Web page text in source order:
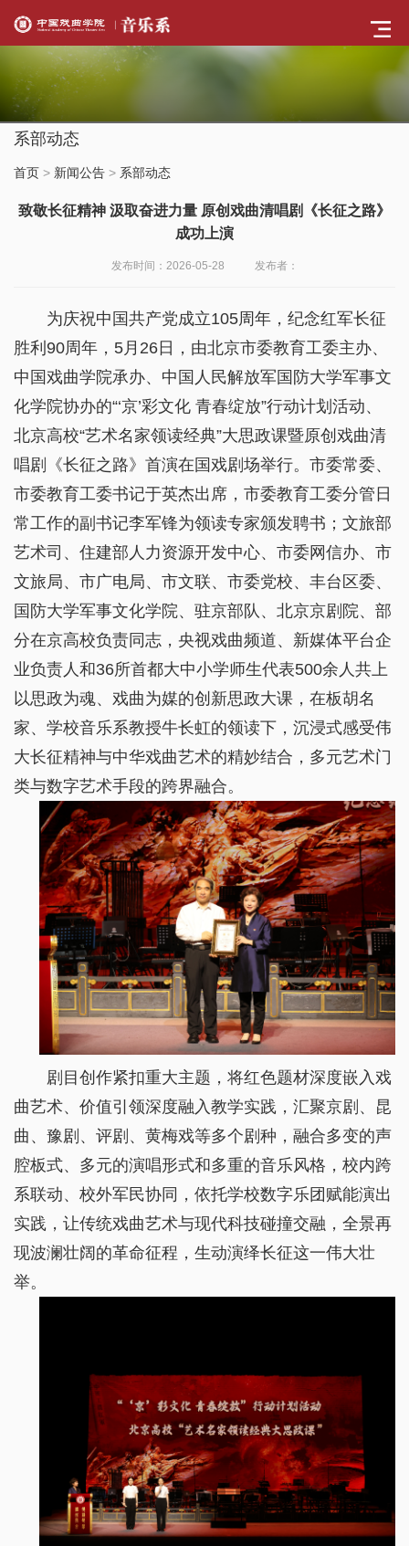
系部动态
首页 > 新闻公告 > 系部动态
致敬长征精神 汲取奋进力量 原创戏曲清唱剧《长征之路》
成功上演
发布时间：2026-05-28 发布者：
为庆祝中国共产党成立105周年，纪念红军长征
胜利90周年，5月26日，由北京市委教育工委主办、
中国戏曲学院承办、中国人民解放军国防大学军事文
化学院协办的“‘京’彩文化 青春绽放”行动计划活动、
北京高校“艺术名家领读经典”大思政课暨原创戏曲清
唱剧《长征之路》首演在国戏剧场举行。市委常委、
市委教育工委书记于英杰出席，市委教育工委分管日
常工作的副书记李军锋为领读专家颁发聘书；文旅部
艺术司、住建部人力资源开发中心、市委网信办、市
文旅局、市广电局、市文联、市委党校、丰台区委、
国防大学军事文化学院、驻京部队、北京京剧院、部
分在京高校负责同志，央视戏曲频道、新媒体平台企
业负责人和36所首都大中小学师生代表500余人共上
以思政为魂、戏曲为媒的创新思政大课，在板胡名
家、学校音乐系教授牛长虹的领读下，沉浸式感受伟
大长征精神与中华戏曲艺术的精妙结合，多元艺术门
类与数字艺术手段的跨界融合。
剧目创作紧扣重大主题，将红色题材深度嵌入戏
曲艺术、价值引领深度融入教学实践，汇聚京剧、昆
曲、豫剧、评剧、黄梅戏等多个剧种，融合多变的声
腔板式、多元的演唱形式和多重的音乐风格，校内跨
系联动、校外军民协同，依托学校数字乐团赋能演出
实践，让传统戏曲艺术与现代科技碰撞交融，全景再
现波澜壮阔的革命征程，生动演绎长征这一伟大壮
举。